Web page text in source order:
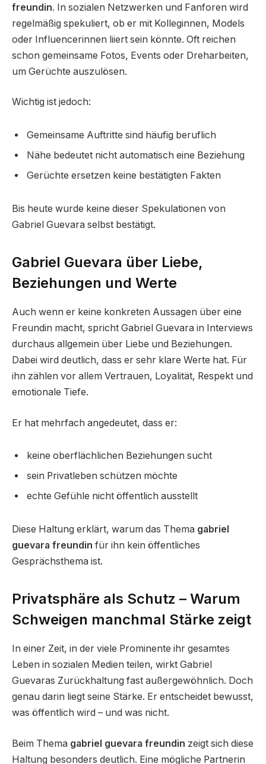
freundin. In sozialen Netzwerken und Fanforen wird
regelmäßig spekuliert, ob er mit Kolleginnen, Models
oder Influencerinnen liiert sein könnte. Oft reichen
schon gemeinsame Fotos, Events oder Dreharbeiten,
um Gerüchte auszulösen.
Wichtig ist jedoch:
Gemeinsame Auftritte sind häufig beruflich
Nähe bedeutet nicht automatisch eine Beziehung
Gerüchte ersetzen keine bestätigten Fakten
Bis heute wurde keine dieser Spekulationen von
Gabriel Guevara selbst bestätigt.
Gabriel Guevara über Liebe,
Beziehungen und Werte
Auch wenn er keine konkreten Aussagen über eine
Freundin macht, spricht Gabriel Guevara in Interviews
durchaus allgemein über Liebe und Beziehungen.
Dabei wird deutlich, dass er sehr klare Werte hat. Für
ihn zählen vor allem Vertrauen, Loyalität, Respekt und
emotionale Tiefe.
Er hat mehrfach angedeutet, dass er:
keine oberflächlichen Beziehungen sucht
sein Privatleben schützen möchte
echte Gefühle nicht öffentlich ausstellt
Diese Haltung erklärt, warum das Thema gabriel
guevara freundin für ihn kein öffentliches
Gesprächsthema ist.
Privatsphäre als Schutz – Warum
Schweigen manchmal Stärke zeigt
In einer Zeit, in der viele Prominente ihr gesamtes
Leben in sozialen Medien teilen, wirkt Gabriel
Guevaras Zurückhaltung fast außergewöhnlich. Doch
genau darin liegt seine Stärke. Er entscheidet bewusst,
was öffentlich wird – und was nicht.
Beim Thema gabriel guevara freundin zeigt sich diese
Haltung besonders deutlich. Eine mögliche Partnerin